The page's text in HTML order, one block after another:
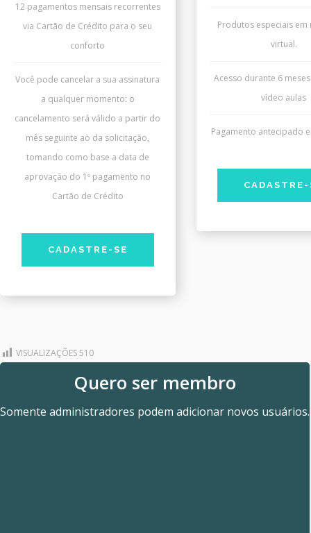
12 pagamentos mensais recorrentes
via Cartão de Crédito para o seu
conforto
Você pode cancelar a sua assinatura
a qualquer momento: o
cancelamento será válido a partir do
mês seguinte ao da solicitação,
tomando como base a data de
aprovação do 1º pagamento no
Cartão de Crédito
CADASTRE-SE
Produtos especiais em
virtual.
Acesso durante 6
vídeo aulas
Pagamento antecipado
CADASTRE-
VISUALIZAÇÕES510
Quero ser membro
Somente administradores podem adicionar novos usuários.